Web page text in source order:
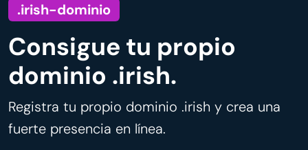
.irish-dominio
Consigue tu propio
dominio .irish.
Registra tu propio dominio .irish y crea una
fuerte presencia en línea.